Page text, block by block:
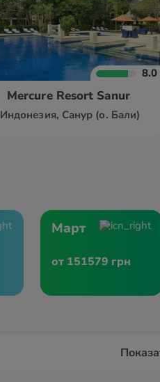
8.0
Mercure Resort Sanur
Индонезия, Санур (о. Бали)
Март
от 151579 грн